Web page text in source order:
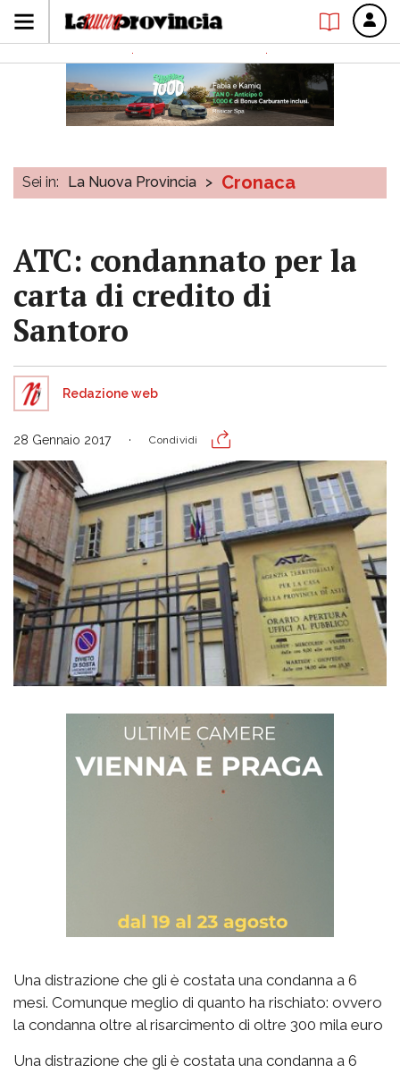
Sei in: La Nuova Provincia > Cronaca
ATC: condannato per la
carta di credito di
Santoro
Redazione web
28 Gennaio 2017 Condividi
Una distrazione che gli è costata una condanna a 6
mesi. Comunque meglio di quanto ha rischiato: ovvero
la condanna oltre al risarcimento di oltre 300 mila euro
Una distrazione che gli è costata una condanna a 6